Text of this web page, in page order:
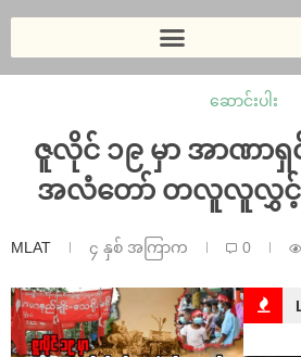
ဆောင်းပါး
ဇူလိုင် ၁၉ မှာ အာဏာရှ
အလံတော် တလူလူလွှင့် (
MLAT ၄ နှစ် အကြာက 0